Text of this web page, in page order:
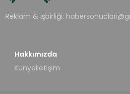
Reklam & İşbirliği:
Hakkımızda
Künyeİletişim